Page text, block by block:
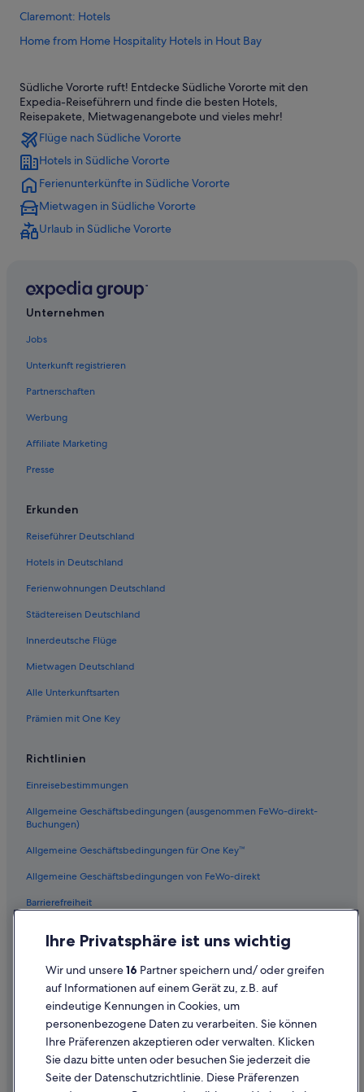
Claremont: Hotels
Home from Home Hospitality Hotels in Hout Bay
Constantia: Hotels
Boutique- in Hout Bay
Relais & Chateaux Hotels in Constantia
5-Sterne-Hotels in Muizenberg
Hotels nahe Kirstenbosch National Botanical Gardens
Westlake: Hotels
Marina da Gama: Hotels
5-Sterne-Hotels in Constantia
Hotels nahe Weingut Constantia Glen
Hotels nahe Weingut Steenberg
4-Sterne-Hotels in Hout Bay
Bishopscourt: Hotels
Boutique- in Constantia
Hotels nahe US-Generalkonsulat
Grassy Park: Hotels
Camps Bay: Hotels
Alphen: Hotels
Bakoven: Hotels
Südliche Vororte ruft! Entdecke Südliche Vororte mit den
Expedia-Reiseführern und finde die besten Hotels,
Reisepakete, Mietwagenangebote und vieles mehr!
Flüge nach Südliche Vororte
Hotels in Südliche Vororte
Ferienunterkünfte in Südliche Vororte
Mietwagen in Südliche Vororte
Urlaub in Südliche Vororte
Unternehmen
Jobs
Unterkunft registrieren
Partnerschaften
Werbung
Affiliate Marketing
Presse
Erkunden
Reiseführer Deutschland
Hotels in Deutschland
Ferienwohnungen Deutschland
Städtereisen Deutschland
Innerdeutsche Flüge
Mietwagen Deutschland
Alle Unterkunftsarten
Prämien mit One Key
Richtlinien
Einreisebestimmungen
Allgemeine Geschäftsbedingungen (ausgenommen FeWo-direkt-
Buchungen)
Allgemeine Geschäftsbedingungen für One Key™
Allgemeine Geschäftsbedingungen von FeWo-direkt
Barrierefreiheit
Inhaltsrichtlinien und Melden von Inhalten
Hilfe
Hilfe
Ihre Privatsphäre ist uns wichtig
Wir und unsere16 Partner speichern und/ oder greifen
auf Informationen auf einem Gerät zu, z.B. auf
eindeutige Kennungen in Cookies, um
personenbezogene Daten zu verarbeiten. Sie können
Ihre Präferenzen akzeptieren oder verwalten. Klicken
Sie dazu bitte unten oder besuchen Sie jederzeit die
Seite der Datenschutzrichtlinie. Diese Präferenzen